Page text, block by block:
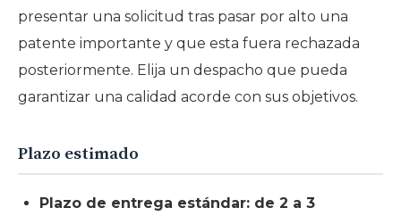
presentar una solicitud tras pasar por alto una
patente importante y que esta fuera rechazada
posteriormente. Elija un despacho que pueda
garantizar una calidad acorde con sus objetivos.
Plazo estimado
Plazo de entrega estándar: de 2 a 3